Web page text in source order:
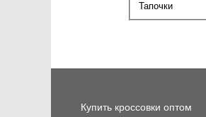
Тапочки
Купить кроссовки оптом